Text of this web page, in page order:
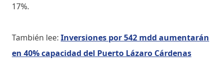
17%.
También lee: Inversiones por 542 mdd aumentarán
en 40% capacidad del Puerto Lázaro Cárdenas